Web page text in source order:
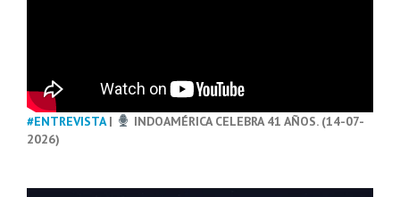
#ENTREVISTA|
INDOAMÉRICA CELEBRA 41 AÑOS. (14-07-
2026)